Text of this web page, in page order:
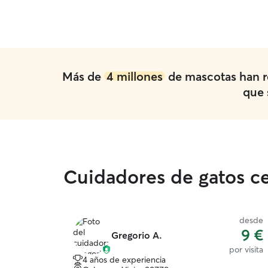
Más de 4 millonesde mascotas han
que
Cuidadores de gatos
Gregorio A.
desde
9 €
por visita
4 años de experiencia